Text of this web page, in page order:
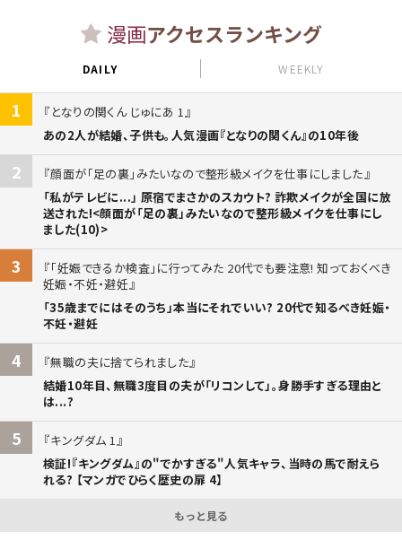
漫画アクセスランキング
DAILY WEEKLY
1
となりの関くん じゅにあ 1
あの2人が結婚、子供も。人気漫画『となりの関くん』の10年後
2
顔面が「足の裏」みたいなので整形級メイクを仕事にしました
「私がテレビに...」 原宿でまさかのスカウト? 詐欺メイクが全国に放
送された!<顔面が「足の裏」みたいなので整形級メイクを仕事にし
ました(10)>
3
「妊娠できるか検査」に行ってみた 20代でも要注意! 知っておくべき
妊娠・不妊・避妊
「35歳までにはそのうち」本当にそれでいい? 20代で知るべき妊娠・
不妊・避妊
4
無職の夫に捨てられました
結婚10年目、無職3度目の夫が「リコンして」。身勝手すぎる理由と
は...?
5
キングダム 1
検証!『キングダム』の"でかすぎる"人気キャラ、当時の馬で耐えら
れる? 【マンガでひらく歴史の扉 4】
もっと見る